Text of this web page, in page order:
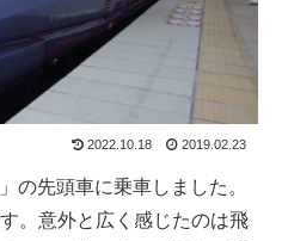
2022.10.18 2019.02.23
の先頭車に乗車しました。
。意外と広く感じたのは飛